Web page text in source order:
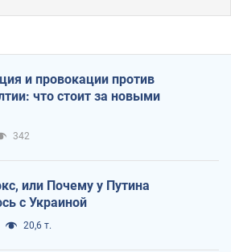
и провокации против
что стоит за новыми
342
или Почему у Путина
с Украиной
20,6 т.